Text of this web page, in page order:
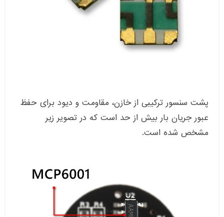
پشت سنسور ترکیبی از خازن، مقاومت و دیود برای حفظ
عبور جریان بار بیش از حد است که در تصویر زیر
مشخص شده است.